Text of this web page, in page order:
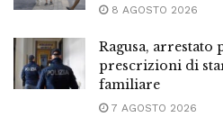
8 AGOSTO 2026
Ragusa, arrestato
prescrizioni di
familiare
7 AGOSTO 2026